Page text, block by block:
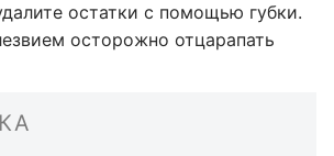
остатки с помощью губки.
осторожно отцарапать